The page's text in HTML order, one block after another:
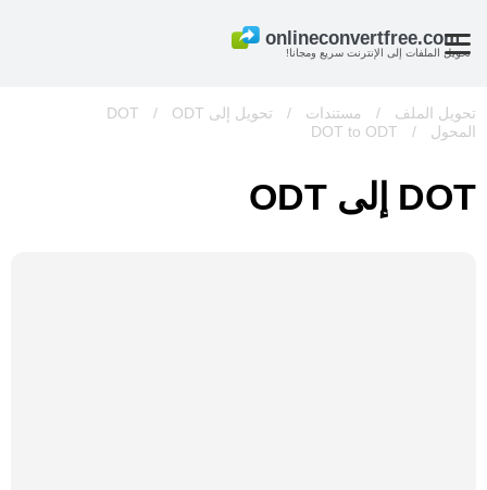
تحويل الملفات إلى الإنترنت سريع ومجانا!
تحويل الملف / مستندات / تحويل إلى DOT /
ODT
المحول
/
DOT to ODT
DOT إلى ODT